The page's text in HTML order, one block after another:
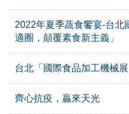
2022年夏季蔬食饗宴-台北
適圈，顛覆素食新主義」
台北「國際食品加工機械
齊心抗疫，贏來天光